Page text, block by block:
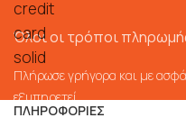
Όλοι οι τρόποι
Πλήρωσε γρήγορα και με
εξυπηρετεί
ΠΛΗΡΟΦΟΡΙΕΣ